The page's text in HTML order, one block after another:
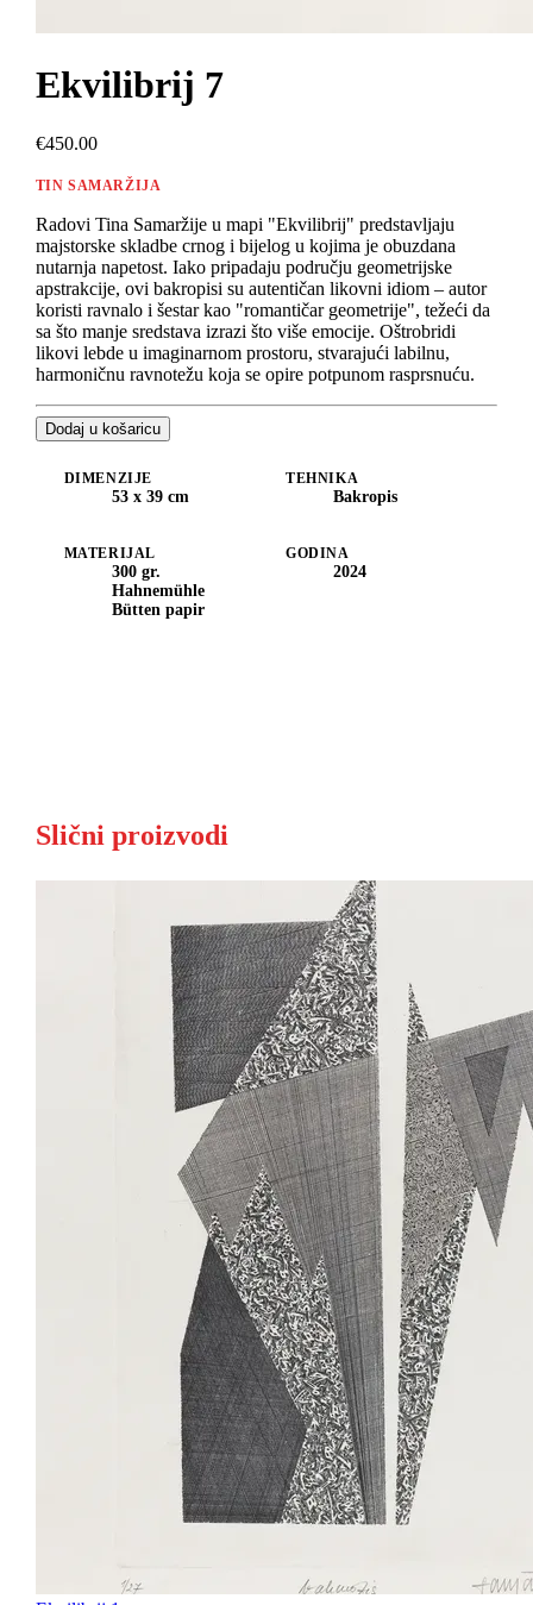
Ekvilibrij 7
€450.00
TIN SAMARŽIJA
Radovi Tina Samaržije u mapi "Ekvilibrij" predstavljaju
majstorske skladbe crnog i bijelog u kojima je obuzdana
nutarnja napetost. Iako pripadaju području geometrijske
apstrakcije, ovi bakropisi su autentičan likovni idiom – autor
koristi ravnalo i šestar kao "romantičar geometrije", težeći da
sa što manje sredstava izrazi što više emocije. Oštrobridi
likovi lebde u imaginarnom prostoru, stvarajući labilnu,
harmoničnu ravnotežu koja se opire potpunom rasprsnuću.
Dodaj u košaricu
DIMENZIJE
53 x 39 cm
TEHNIKA
Bakropis
MATERIJAL
300 gr.
Hahnemühle
Bütten papir
GODINA
2024
Slični proizvodi